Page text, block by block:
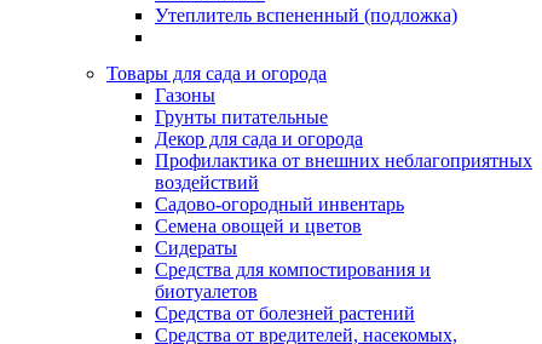
Утеплитель вспененный (подложка)
Товары для сада и огорода
Газоны
Грунты питательные
Декор для сада и огорода
Профилактика от внешних неблагоприятных
воздействий
Садово-огородный инвентарь
Семена овощей и цветов
Сидераты
Средства для компостирования и
биотуалетов
Средства от болезней растений
Средства от вредителей, насекомых,